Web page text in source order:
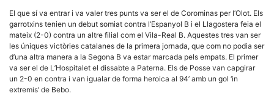
El que sí va entrar i va valer tres punts va ser el de Corominas per l’Olot. Els
garrotxins tenien un debut somiat contra l’Espanyol B i el Llagostera feia el
mateix (2-0) contra un altre filial com el Vila-Real B. Aquestes tres van ser
les úniques victòries catalanes de la primera jornada, que com no podia ser
d’una altra manera a la Segona B va estar marcada pels empats. El primer
va ser el de L’Hospitalet el dissabte a Paterna. Els de Posse van capgirar
un 2-0 en contra i van igualar de forma heroica al 94’ amb un gol ‘in
extremis’ de Bebo.
són
opcionals,
són
necessàries
per al
funcionament
tècnic de la
web.